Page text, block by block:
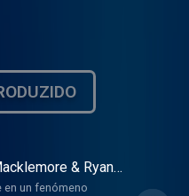
& Ryan
Us - 31/07/26
en un fenómeno